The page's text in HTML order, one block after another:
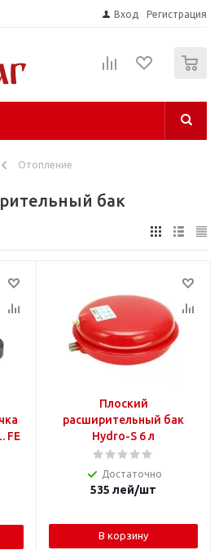
Вход Регистрация
Отопление
бак
FE
Плоский
расширительный бак
Hydro-S 6 л
Достаточно
535 лей/шт
В корзину